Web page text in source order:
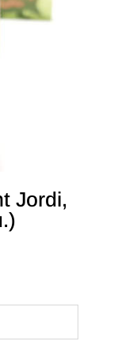
Jordi,